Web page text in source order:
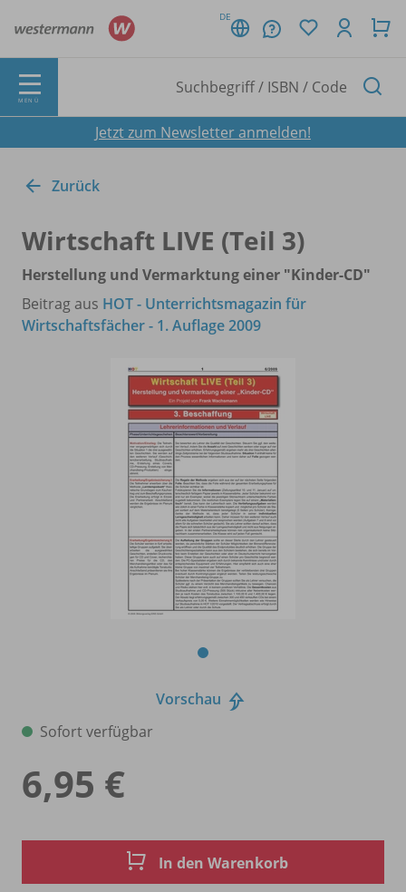
DE
MENÜ
Jetzt zum Newsletter anmelden!
Zurück
Wirtschaft LIVE (Teil 3)
Herstellung und Vermarktung einer "Kinder-CD"
Beitrag aus HOT - Unterrichtsmagazin für
Wirtschaftsfächer - 1. Auflage 2009
Vorschau
Sofort verfügbar
6,95 €
In den Warenkorb